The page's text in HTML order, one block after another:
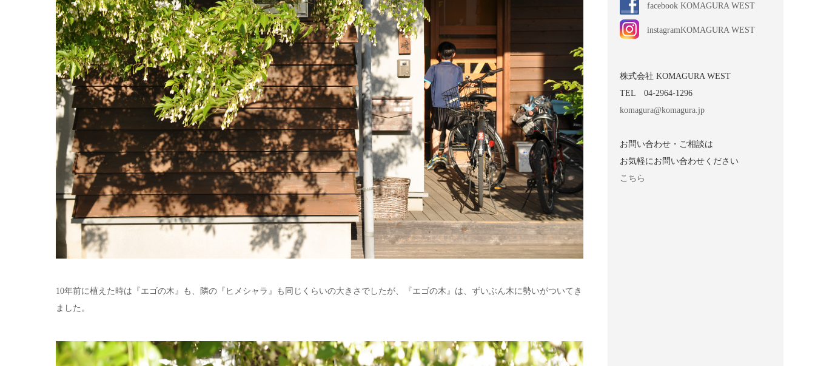
10年前に植えた時は『エゴの木』も、隣の『ヒメシャラ』も同じくらいの大きさでしたが、『エゴの木』は、ずいぶん木に勢いがついてき
ました。
facebook KOMAGURA WEST
instagramKOMAGURA WEST
株式会社 KOMAGURA WEST
TEL 04-2964-1296
komagura@komagura.jp
お問い合わせ・ご相談は
お気軽にお問い合わせください
こちら